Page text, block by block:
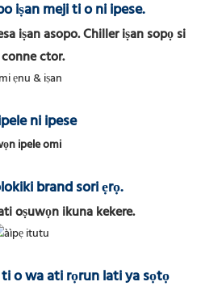
iṣan meji ti o ni ipese.
iṣan asopo. Chiller iṣan sopọ si
ctor.
ni ipese
brand sori ẹrọ.
oṣuwọn ikuna kekere.
o wa ati rọrun lati ya sọtọ